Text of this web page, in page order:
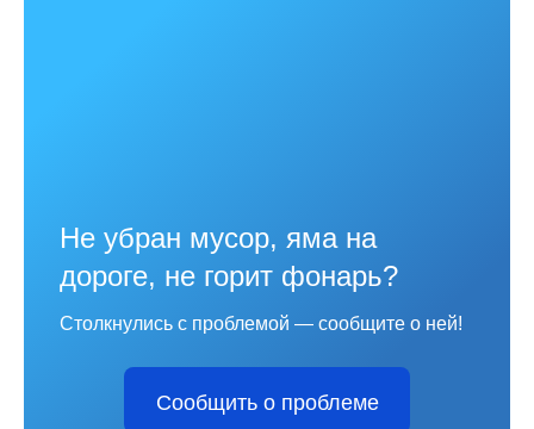
Не убран мусор, яма на
дороге, не горит фонарь?
Столкнулись с проблемой — сообщите о ней!
Сообщить о проблеме